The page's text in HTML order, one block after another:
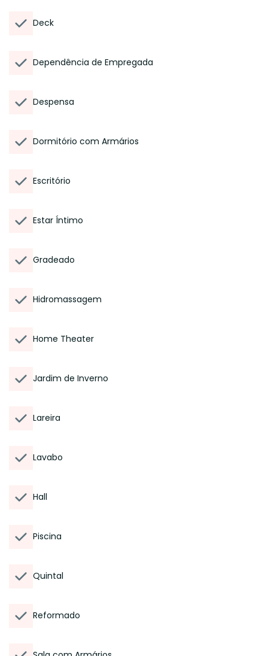
Deck
Dependência de Empregada
Despensa
Dormitório com Armários
Escritório
Estar Íntimo
Gradeado
Hidromassagem
Home Theater
Jardim de Inverno
Lareira
Lavabo
Hall
Piscina
Quintal
Reformado